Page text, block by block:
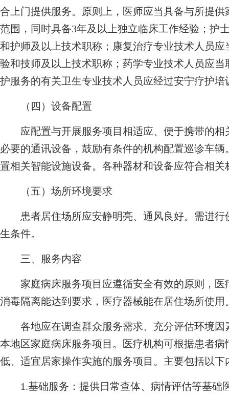
合上门提供服务。原则上，医师应当具备与所提
范围，同时具备3年及以上独立临床工作经验；护
和护师及以上技术职称；康复治疗专业技术人员
验和技师及以上技术职称；药学专业技术人员应
护服务的有关卫生专业技术人员应经过安宁疗护培
（四）设备配置
应配置与开展服务项目相适应、便于携带的相
必要的通讯设备，鼓励有条件的机构配置巡诊车
置相关智能设施设备。各种器材和设备应符合相
（五）场所环境要求
患者居住场所应安静明亮、通风良好。需进行
生条件。
三、服务内容
家庭病床服务项目应遵循安全有效的原则，医
消毒隔离能达到要求，医疗器械能在居住场所使用
各地应在调查群众服务需求、充分评估环境因
本地区家庭病床服务项目。医疗机构可根据患者
低、适宜居家操作实施的服务项目。主要包括以下
1.基础服务：提供日常查体、病情评估等基础